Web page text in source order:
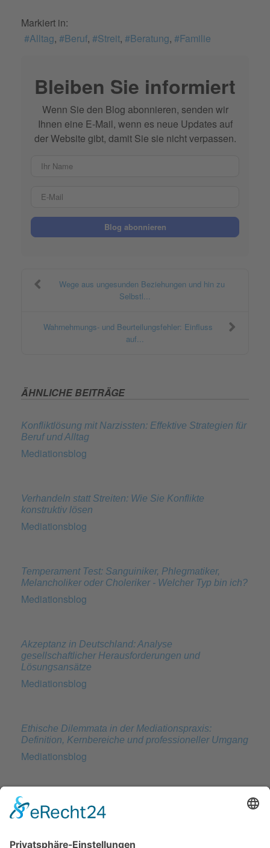
Markiert in:
Alltag
Beruf Streit Beratung Familie
Bleiben Sie informiert
Wenn Sie den Blog abonnieren, senden wir
Ihnen eine E-Mail, wenn es neue Updates auf
der Website gibt, damit Sie sie nicht verpassen.
Blog abonnieren
Wege aus ungesunden Beziehungen und hin zu
Selbstl...
Wahrnehmungs- und Beurteilungsfehler: Einfluss
auf...
ÄHNLICHE BEITRÄGE
Konfliktlösung mit Narzissten: Effektive Strategien für
Beruf und Alltag
Mediationsblog
Verhandeln statt Streiten: Wie Sie Konflikte
konstruktiv lösen
Mediationsblog
Temperament Test: Sanguiniker, Phlegmatiker,
Melancholiker oder Choleriker - Welcher Typ bin ich?
Mediationsblog
Akzeptanz in Deutschland: Analyse
gesellschaftlicher Herausforderungen und
Lösungsansätze
Mediationsblog
Ethische Dilemmata in der Mediationspraxis:
Definition, Kernbereiche und professioneller Umgang
Mediationsblog
© 2026 Frank Hartung Ihr Mediator bei Konflikten in Familie,